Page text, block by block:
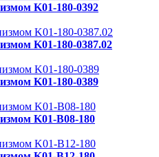
K01-180-0392
K01-180-0387.02
K01-180-0389
K01-B08-180